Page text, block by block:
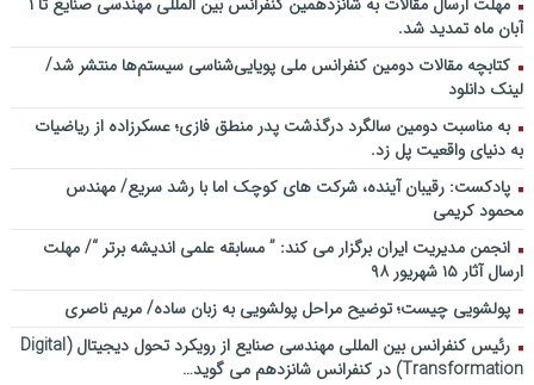
آبان ماه تمدید شد.
کتابچه مقالات دومین کنفرانس ملی پویایی‌شناسی سیستم‌ها منتشر شد/
لینک دانلود
به مناسبت دومین سالگرد درگذشت پدر منطق فازی؛ عسکرزاده از ریاضیات
به دنیای واقعیت پل زد.
پادکست: رقیبان آینده، شرکت های کوچک اما با رشد سریع/ مهندس
محمود کریمی
انجمن مدیریت ایران برگزار می کند: ” مسابقه علمی اندیشه برتر “/ مهلت
ارسال آثار ۱۵ شهریور ۹۸
پولشویی چیست؛ توضیح مراحل پولشویی به زبان ساده/ مریم ناصری
رئیس کنفرانس بین المللی مهندسی صنایع از رویکرد تحول دیجیتال (Digital
Transformation) در کنفرانس شانزدهم می گوید…